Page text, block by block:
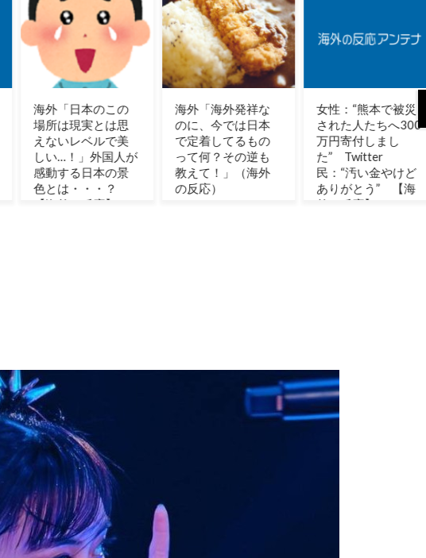
海外「海外発祥な
のに、今では日本
で定着してるもの
って何？その逆も
教えて！」（海外
の反応）
女性：“熊本で被災
された人たちへ300
万円寄付しまし
た” Twitter
民：“汚い金やけど
ありがとう” 【海
軽飛行機が屋根す
れすれを抜けて飛
行場へ、車輪を出
さないまま胴体着
陸「これよりひど
い着陸なら山ほど
見てきた」【海外